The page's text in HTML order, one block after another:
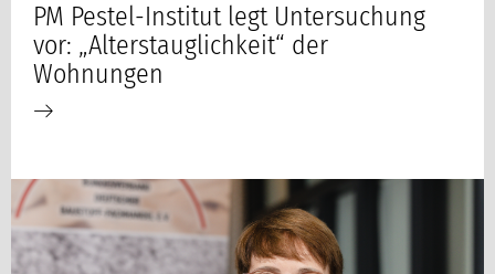
PM Pestel-Institut legt Untersuchung
vor: „Alterstauglichkeit“ der
Wohnungen